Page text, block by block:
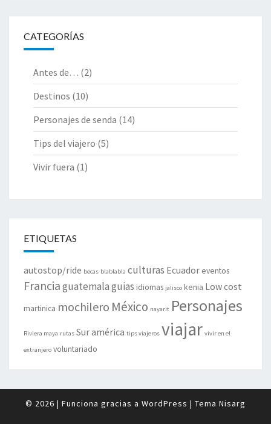
CATEGORÍAS
Antes de… (2)
Destinos (10)
Personajes de senda (14)
Tips del viajero (5)
Vivir fuera (1)
ETIQUETAS
autostop/ride becas blablabla culturas Ecuador eventos
Franciaguatemalaguias idiomas jalisco kenia Low cost
martinica mochilero México nayarit Personajes
Riviera maya rutas Sur américa tips viajeros viajar vivir en el
extranjero voluntariado
© 2026 | Funciona gracias a WordPress | Tema Nisarg